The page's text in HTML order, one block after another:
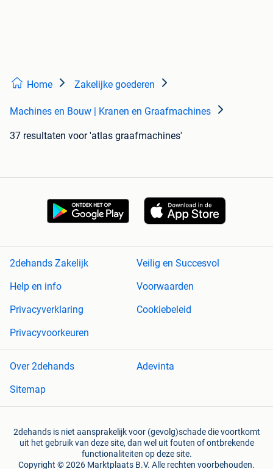
Home Zakelijke goederen
Machines en Bouw | Kranen en Graafmachines
37 resultaten voor 'atlas graafmachines'
2dehands Zakelijk
Veilig en Succesvol
Help en info
Voorwaarden
Privacyverklaring
Cookiebeleid
Privacyvoorkeuren
Over 2dehands
Adevinta
Sitemap
2dehands is niet aansprakelijk voor (gevolg)schade die voortkomt
uit het gebruik van deze site, dan wel uit fouten of ontbrekende
functionaliteiten op deze site.
Copyright © 2026 Marktplaats B.V. Alle rechten voorbehouden.